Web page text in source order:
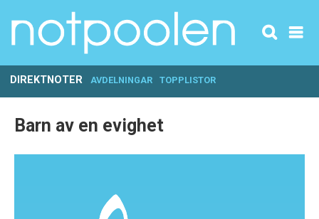
DIREKTNOTER AVDELNINGAR TOPPLISTOR
Barn av en evighet